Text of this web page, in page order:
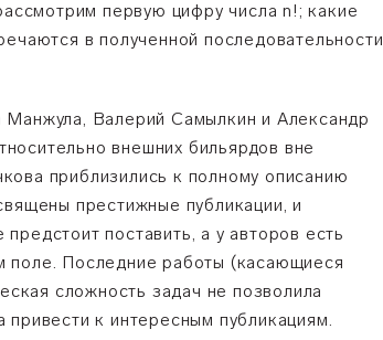
первую цифру числа n!; какие
в полученной последовательности
Манжула, Валерий Самылкин и Александр
внешних бильярдов вне
приблизились к полному описанию
престижные публикации, и
поставить, а у авторов есть
поле. Последние работы (касающиеся
сложность задач не позволила
к интересным публикациям.